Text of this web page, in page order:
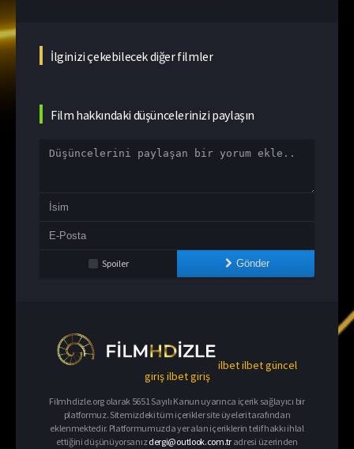
İlginizi çekebilecek diğer filmler
Film hakkındaki düşüncelerinizi paylaşın
Spoiler Gönder
ilbetilbet güncel
girişilbet giriş
Filmhdizle.org olarak 5651 Sayılı Kanun uyarınca içerik sağlayıcı bir
platformuz. Sitemizdeki tüm içerikler site üyeleri tarafından
eklenmektedir. Platformumuzda yer alan içeriklerin telif hakkı ihlal
ettiğini düşünüyorsanızdergi@outlook.com.tr adresi üzerinden